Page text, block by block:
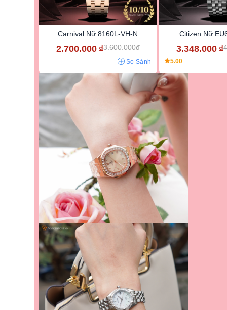
Carnival Nữ 8160L-VH-N
2.700.000 ₫3.600.000đ
So Sánh
Citizen Nữ
3.348.000 ₫
5.00